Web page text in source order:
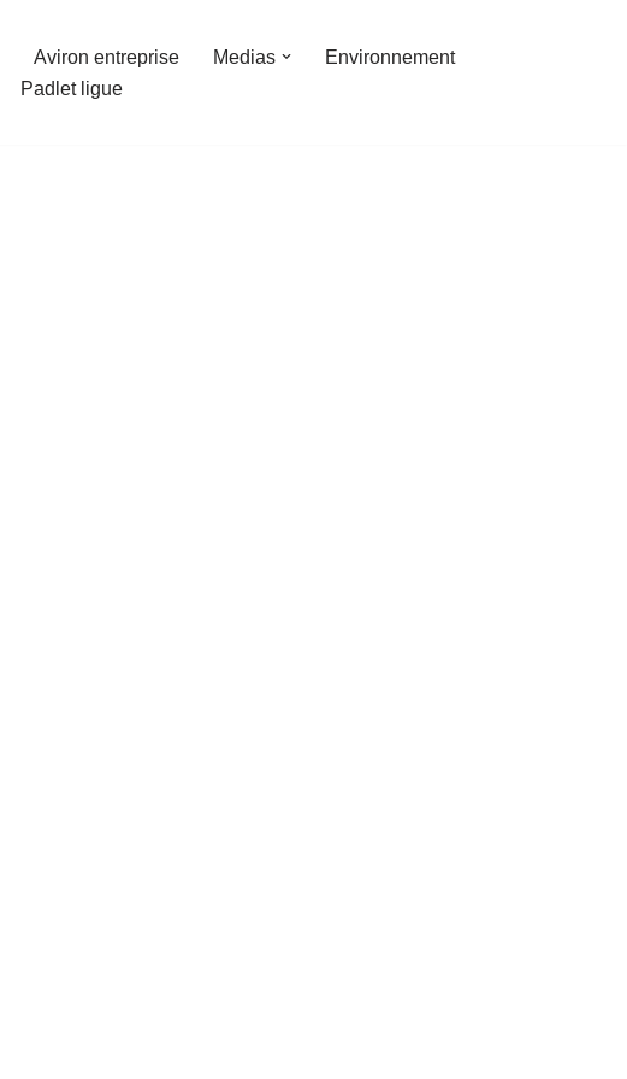
Aviron entreprise Medias
Environnement
Padlet ligue